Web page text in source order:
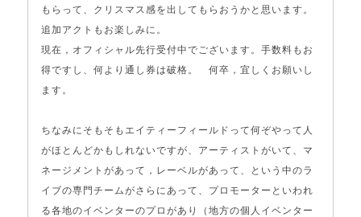
もらって、クリスマス感を出してもらおうかと思います。
追加アクトもお楽しみに。
現在，オフィシャル先行受付中でございます。手数料もお
得ですし、何より通し券は破格。 何卒，宜しくお願いし
ます。
ちなみにそもそもエイティーフィールドって何ぞやって人
がほとんどかもしれないですが、アーティストがいて、マ
ネージメントがあって，レーベルがあって、という中のラ
イブの専門チームがさらにあって、プロモーターといわれ
る各地のイベンターのプロがあり（地方の個人イベンター